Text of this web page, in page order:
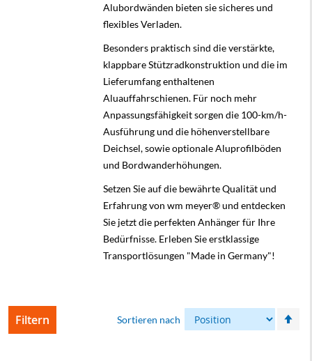
Alubordwänden bieten sie sicheres und
flexibles Verladen.
Besonders praktisch sind die verstärkte,
klappbare Stützradkonstruktion und die im
Lieferumfang enthaltenen
Aluauffahrschienen. Für noch mehr
Anpassungsfähigkeit sorgen die 100-km/h-
Ausführung und die höhenverstellbare
Deichsel, sowie optionale Aluprofilböden
und Bordwanderhöhungen.
Setzen Sie auf die bewährte Qualität und
Erfahrung von wm meyer® und entdecken
Sie jetzt die perfekten Anhänger für Ihre
Bedürfnisse. Erleben Sie erstklassige
Transportlösungen "Made in Germany"!
Sortieren nach
Filtern